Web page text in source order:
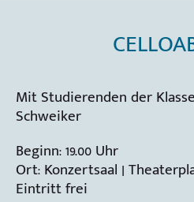
Mit Studierenden der
Schweiker
Beginn: 19.00 Uhr
Ort: Konzertsaal |
Eintritt frei